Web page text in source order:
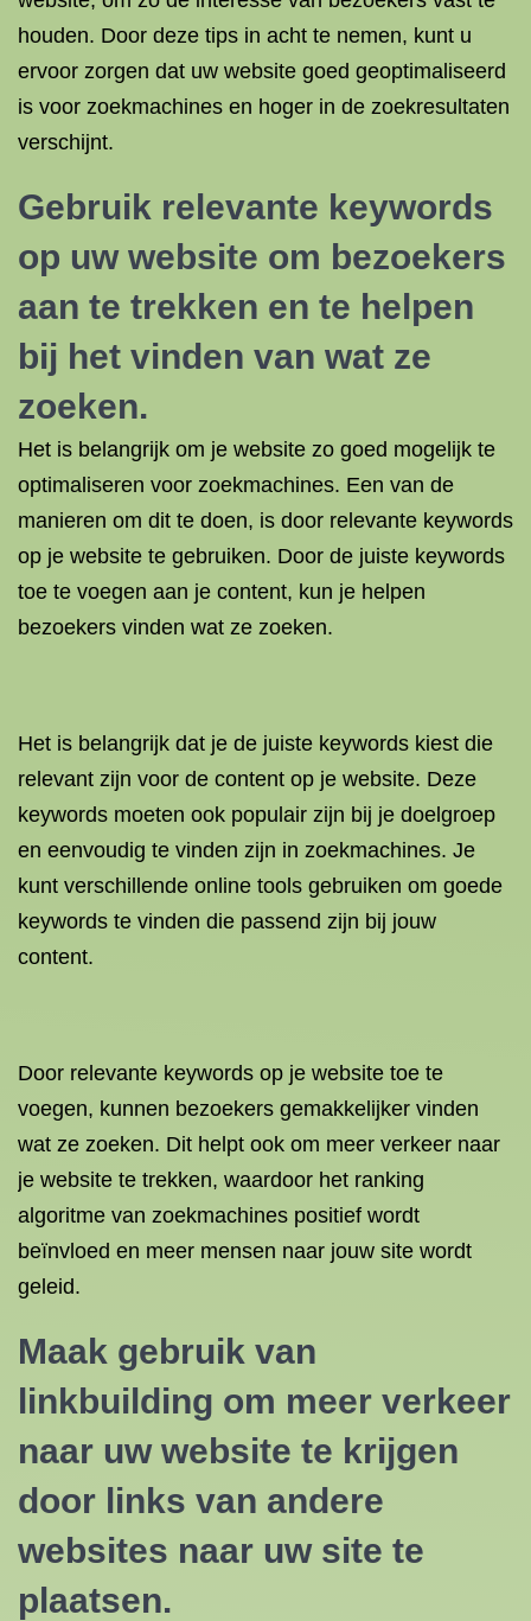
houden. Door deze tips in acht te nemen, kunt u
ervoor zorgen dat uw website goed geoptimaliseerd
is voor zoekmachines en hoger in de zoekresultaten
verschijnt.
Gebruik relevante keywords
op uw website om bezoekers
aan te trekken en te helpen
bij het vinden van wat ze
zoeken.
Het is belangrijk om je website zo goed mogelijk te
optimaliseren voor zoekmachines. Een van de
manieren om dit te doen, is door relevante keywords
op je website te gebruiken. Door de juiste keywords
toe te voegen aan je content, kun je helpen
bezoekers vinden wat ze zoeken.
Het is belangrijk dat je de juiste keywords kiest die
relevant zijn voor de content op je website. Deze
keywords moeten ook populair zijn bij je doelgroep
en eenvoudig te vinden zijn in zoekmachines. Je
kunt verschillende online tools gebruiken om goede
keywords te vinden die passend zijn bij jouw
content.
Door relevante keywords op je website toe te
voegen, kunnen bezoekers gemakkelijker vinden
wat ze zoeken. Dit helpt ook om meer verkeer naar
je website te trekken, waardoor het ranking
algoritme van zoekmachines positief wordt
beïnvloed en meer mensen naar jouw site wordt
geleid.
Maak gebruik van
linkbuilding om meer verkeer
naar uw website te krijgen
door links van andere
websites naar uw site te
plaatsen.